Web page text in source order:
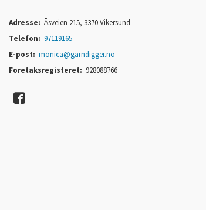
Adresse: Åsveien 215, 3370 Vikersund
Telefon: 97119165
E-post: monica@garndigger.no
Foretaksregisteret: 928088766